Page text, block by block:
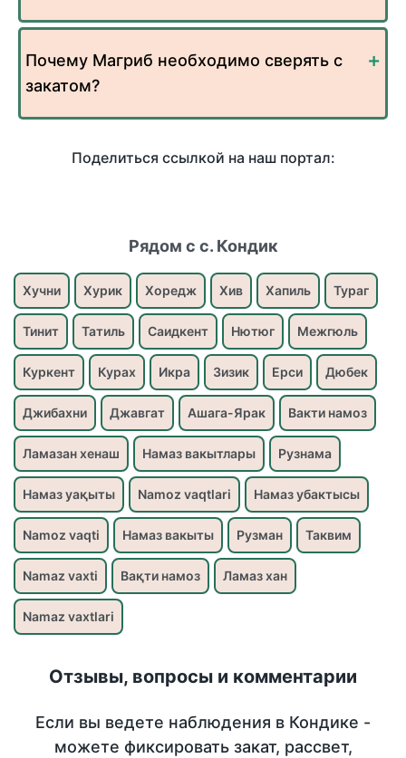
Почему Магриб необходимо сверять с
закатом?
Поделиться ссылкой на наш портал:
Рядом с с. Кондик
Хучни Хурик Хоредж Хив Хапиль Тураг
Тинит Татиль Саидкент Нютюг Межгюль
Куркент Курах Икра Зизик Ерси Дюбек
Джибахни Джавгат Ашага-Ярак Вакти намоз
Ламазан хенаш Намаз вакытлары Рузнама
Намаз уақыты Namoz vaqtlari Намаз убактысы
Namoz vaqti Намаз вакыты Рузман Таквим
Namaz vaxti Вақти намоз Ламаз хан
Namaz vaxtlari
Отзывы, вопросы и комментарии
Если вы ведете наблюдения в Кондике -
можете фиксировать закат, рассвет,